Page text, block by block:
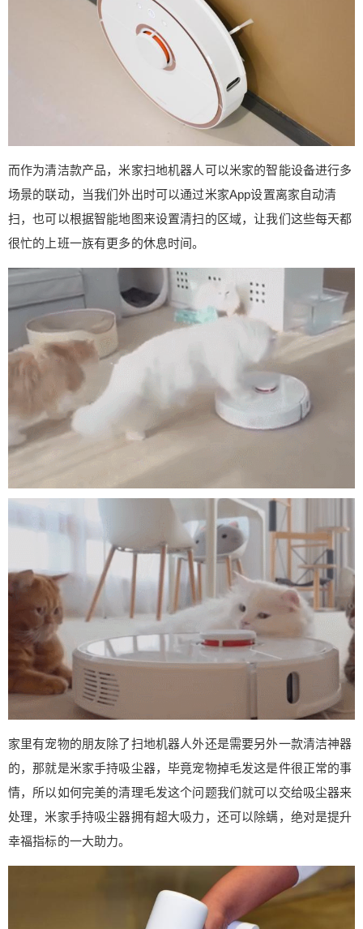
而作为清洁款产品，米家扫地机器人可以米家的智能设备进行多
场景的联动，当我们外出时可以通过米家App设置离家自动清
扫，也可以根据智能地图来设置清扫的区域，让我们这些每天都
很忙的上班一族有更多的休息时间。
家里有宠物的朋友除了扫地机器人外还是需要另外一款清洁神器
的，那就是米家手持吸尘器，毕竟宠物掉毛发这是件很正常的事
情，所以如何完美的清理毛发这个问题我们就可以交给吸尘器来
处理，米家手持吸尘器拥有超大吸力，还可以除螨，绝对是提升
幸福指标的一大助力。
的查看门外到底是谁，对我们有没有危险，而最重
要的是它还可以提供大叔音效，怪兽音效等，让门
外的人认为家里是多个人就会停止一些利益侵害的
行为。 当然除了这样我们也可以对自己的家人进行
一些搞怪，比如用模仿怪兽的声音，给门外的朋
友，家人一个不一样的惊喜，想想都是有趣的。 说
到这里此次的分享就要结束了，接下来就给大家做
一个小小的总结。智能家居的实现可以说是大大改
善了我们的生活，而且根据自己不同的使用环境也
能制造出不一样的有趣玩法，就拿笔者这次分享的
宠物和智能设备所碰撞出来的火花，它发生在我们
生活中每一个角落，而笔者分享的也只是其中的一
态到目前为止布局已经相当的完善了，笔者是建议
大家都来体验一下，毕竟科技是有温度的，而与生
活场景的结合也让它变得更加的生动，更加的有
趣。 （来源： 数码杂谈君 ） 0 收藏